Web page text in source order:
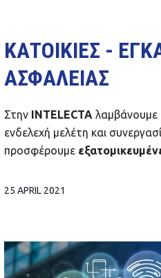
ΚΑΤΟΙΚΙΕΣ -
ΑΣΦΑΛΕΙΑΣ
25 APRIL 2021
Στην INTELECTA λαμβάνουμε
ενδελεχή μελέτη και
προσφέρουμε